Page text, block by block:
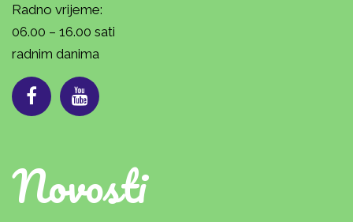
Radno vrijeme:
06.00 – 16.00 sati
radnim danima
Novosti